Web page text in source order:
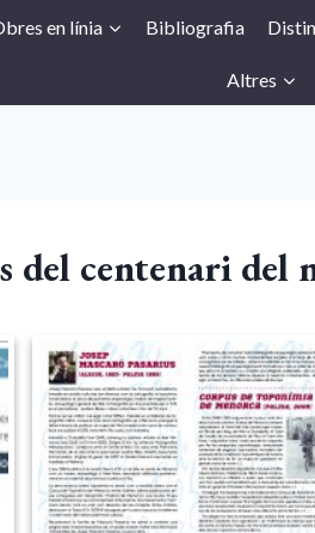
en línia Bibliografia
Altres
del centenari del